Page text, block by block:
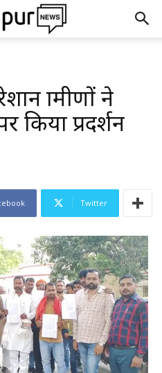
ग्रामीणों ने
किया प्रदर्शन
Twitter